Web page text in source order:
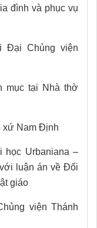
đình và phục vụ
Đại Chủng viện
mục tại Nhà thờ
xứ Nam Định
học Urbaniana –
luận án về Đối
giáo
viện Thánh